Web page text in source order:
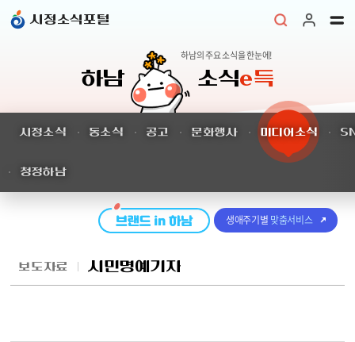
시정소식포털
하남 소식e득
하남의 주요 소식을 한눈에!
시정소식 동소식 공고 문화행사 미디어소식
청정하남
생애주기별 맞춤서비스
보도자료 시민명예기자